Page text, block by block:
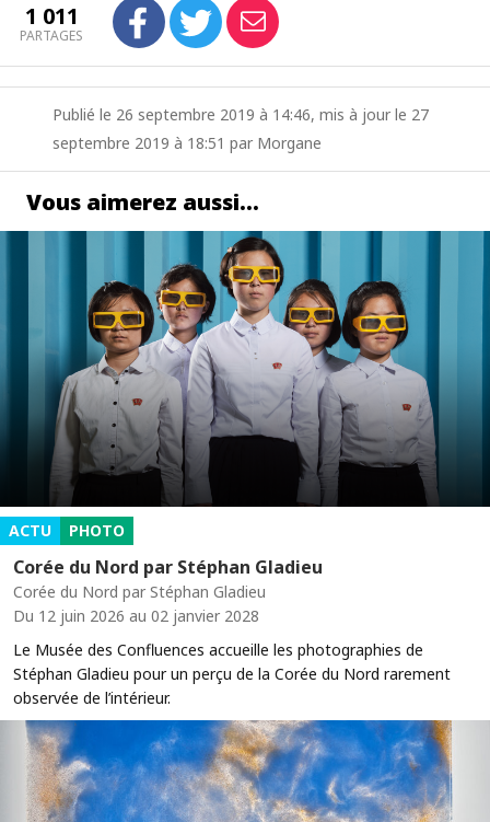
1 011
PARTAGES
Publié le 26 septembre 2019 à 14:46, mis à jour le 27
septembre 2019 à 18:51 par Morgane
Vous aimerez aussi…
ACTU PHOTO
Corée du Nord par Stéphan Gladieu
Corée du Nord par Stéphan Gladieu
Du 12 juin 2026 au 02 janvier 2028
Le Musée des Confluences accueille les photographies de
Stéphan Gladieu pour un perçu de la Corée du Nord rarement
observée de l’intérieur.